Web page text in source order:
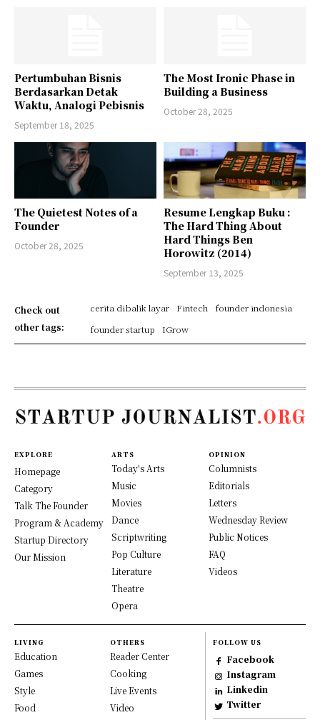
Pertumbuhan Bisnis
Berdasarkan Detak
Waktu, Analogi Pebisnis
September 18, 2025
The Most Ironic Phase in
Building a Business
October 28, 2025
The Quietest Notes of a
Founder
October 28, 2025
Resume Lengkap Buku :
The Hard Thing About
Hard Things Ben
Horowitz (2014)
September 13, 2025
Check out
other tags:
cerita dibalik layar Fintech
founder indonesia
founder startup
IGrow
EXPLORE
Homepage
Category
Talk The Founder
Program & Academy
Startup Directory
Our Mission
ARTS
Today's Arts
Music
Movies
Dance
Scriptwriting
Pop Culture
Literature
Theatre
Opera
OPINION
Columnists
Editorials
Letters
Wednesday Review
Public Notices
FAQ
Videos
LIVING
Education
Games
Style
Food
OTHERS
Reader Center
Cooking
Live Events
Video
FOLLOW US
Facebook
Instagram
Linkedin
Twitter